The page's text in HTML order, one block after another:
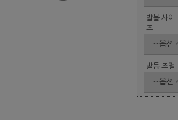
발볼 사이
즈
발등 조절